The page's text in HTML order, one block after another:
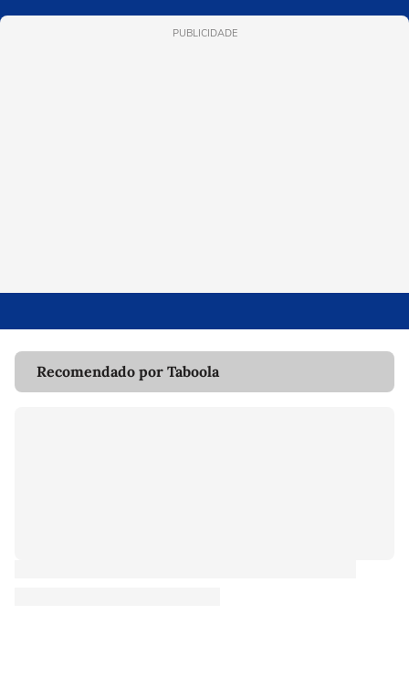
PUBLICIDADE
Recomendado por Taboola